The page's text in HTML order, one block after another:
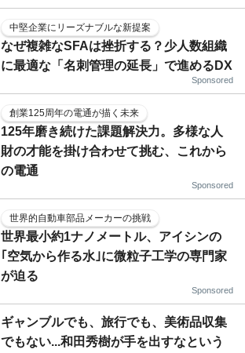
中堅企業にリーズナブルな新提案
なぜ複雑なSFAは挫折する？少人数組織
に最適な「名刺管理の延長」で進めるDX
Sponsored
創業125周年の電通が描く未来
125年磨き続けた課題解決力。多様な人
財の才能を掛け合わせて挑む、これから
の電通
Sponsored
世界的自動車部品メーカーの挑戦
世界最小約1ナノメートル、アイシンの
｢空気から作る水｣に微粒子工学の専門家
が迫る
Sponsored
ギャンブルでも、旅行でも、美術品収集
でもない...和田秀樹が手を出すなという